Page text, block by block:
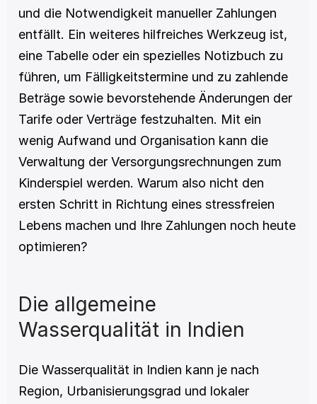
und die Notwendigkeit manueller Zahlungen
entfällt. Ein weiteres hilfreiches Werkzeug ist,
eine Tabelle oder ein spezielles Notizbuch zu
führen, um Fälligkeitstermine und zu zahlende
Beträge sowie bevorstehende Änderungen der
Tarife oder Verträge festzuhalten. Mit ein
wenig Aufwand und Organisation kann die
Verwaltung der Versorgungsrechnungen zum
Kinderspiel werden. Warum also nicht den
ersten Schritt in Richtung eines stressfreien
Lebens machen und Ihre Zahlungen noch heute
optimieren?
Die allgemeine
Wasserqualität in Indien
Die Wasserqualität in Indien kann je nach
Region, Urbanisierungsgrad und lokaler